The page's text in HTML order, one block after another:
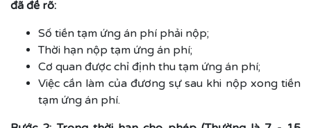
đã đề rõ:
Số tiền tạm ứng án phí phải nộp;
Thời hạn nộp tạm ứng án phí;
Cơ quan được chỉ định thu tạm ứng án phí;
Việc cần làm của đương sự sau khi nộp xong tiền
tạm ứng án phí.